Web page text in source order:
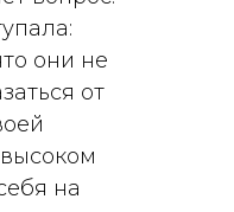
они не
от
на